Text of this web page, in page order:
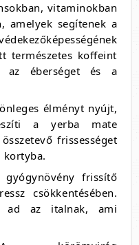
vitaminokban
amelyek segítenek a
természetes koffeint
az éberséget és a
élményt nyújt,
a yerba mate
frissességet
kortyba.
frissítő
csökkentésében.
ad az italnak, ami